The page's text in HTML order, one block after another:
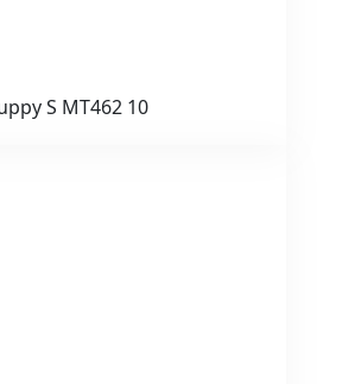
S MT462 10